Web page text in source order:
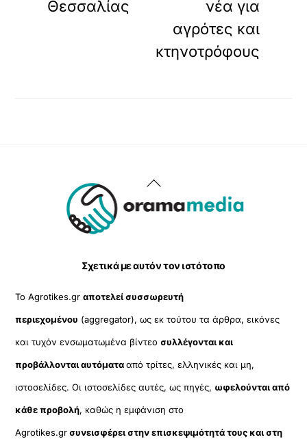
Θεσσαλίας
νέα για
αγρότες και
κτηνοτρόφους
Back
To
Σχετικά με αυτόν τον ιστότοπο
Το Agrotikes.grαποτελεί συσσωρευτή
περιεχομένου (aggregator), ως εκ τούτου τα άρθρα, εικόνες
και τυχόν ενσωματωμένα βίντεοσυλλέγονται και
προβάλλονται αυτόματααπό τρίτες, ελληνικές και μη,
ιστοσελίδες. Οι ιστοσελίδες αυτές, ως πηγές, ωφελούνται από
κάθε προβολή, καθώς η εμφάνιση στο
Agrotikes.grσυνεισφέρει στην επισκεψιμότητά τους και στη